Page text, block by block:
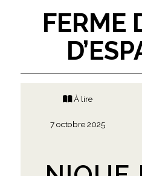
FERME
À lire
7 octobre 2025